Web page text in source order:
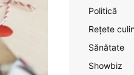
Politică
Rețete
Sănătate
Showbiz